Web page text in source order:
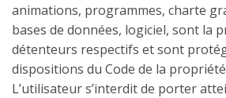
animations, programmes, charte
bases de données, logiciel, sont la
détenteurs respectifs et sont
dispositions du Code de la
L’utilisateur s’interdit de porter